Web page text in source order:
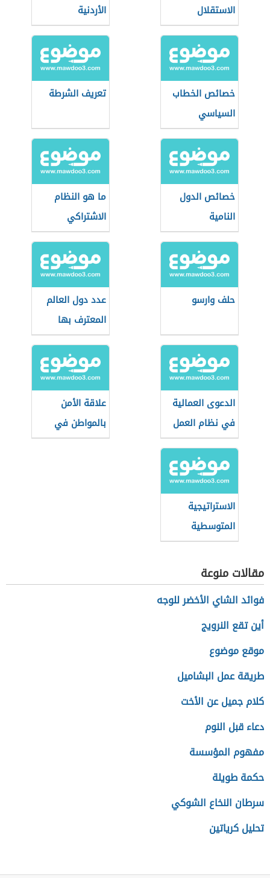
الاستقلال
الأردنية
خصائص الخطاب
السياسي
تعريف الشرطة
خصائص الدول
النامية
ما هو النظام
الاشتراكي
حلف وارسو
عدد دول العالم
المعترف بها
الدعوى العمالية
في نظام العمل
السعودي
علاقة الأمن
بالمواطن في
بعدها الاجتماعي
الاستراتيجية
المتوسطية
للتنمية
المستدامة
مقالات منوعة
فوائد الشاي الأخضر للوجه
أين تقع النرويج
موقع موضوع
طريقة عمل البشاميل
كلام جميل عن الأخت
دعاء قبل النوم
مفهوم المؤسسة
حكمة طويلة
سرطان النخاع الشوكي
تحليل كرياتين